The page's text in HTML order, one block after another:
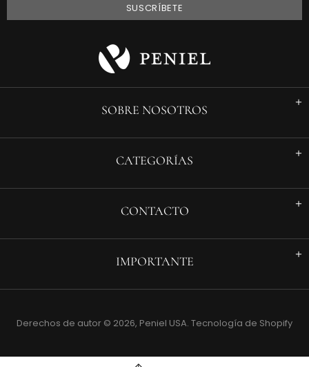
SOBRE NOSOTROS
CATEGORÍAS
CONTACTO
IMPORTANTE
Derechos de autor © 2026, Peniel USA. Tecnología de Shopify